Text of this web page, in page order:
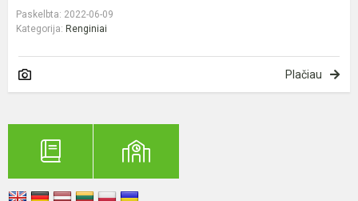
Paskelbta: 2022-06-09
Kategorija: Renginiai
Plačiau